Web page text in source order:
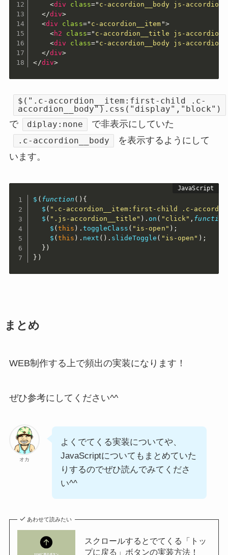
<div class=" c-accordion__body js-
</div>
<div class=" c-accordion__item ">
<h2 class=" c-accordion__title js-
<div class=" c-accordion__body js-
</div>
</div>
$(".c-accordion__item:first-child .c-
accordion__body").css("display","block")
で diplay:none で非表示にしていた
.c-accordion__body
を表示するようにして
います。
$ ( function ( ) {
$ ( ".c-accordion__item:first-child .c-
$ ( ".js-accordion__title" ) . on ( "click" , function
$ (this ) . toggleClass ( "is-open" ) ;
$ (this ) . next ( ) . slideToggle ( "is-open" ) ;
} )
} )
まとめ
WEB制作する上で頻出の実装になります！
ぜひ参考にしてください^^
オカ
よくでてくる実装についてや、
JavaScriptについてもまとめていた
りするのでぜひ読んでみてくださ
い^^
あわせて読みたい
スクロールするとでてくる「トッ
プに戻る」ボタンの実装方法！